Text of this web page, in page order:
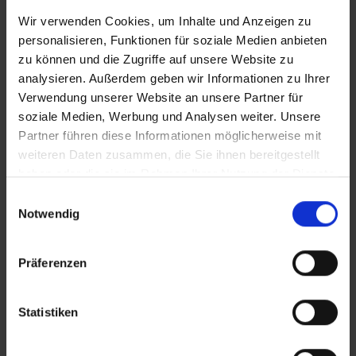
Wir verwenden Cookies, um Inhalte und Anzeigen zu
personalisieren, Funktionen für soziale Medien anbieten
zu können und die Zugriffe auf unsere Website zu
analysieren. Außerdem geben wir Informationen zu Ihrer
Verwendung unserer Website an unsere Partner für
soziale Medien, Werbung und Analysen weiter. Unsere
Partner führen diese Informationen möglicherweise mit
weiteren Daten zusammen, die Sie ihnen bereitgestellt
haben oder die sie im Rahmen Ihrer Nutzung der Dienste
Weitere Informationen zur Datenverarbeitung stehen in
Notwendig
Präferenzen
Statistiken
Wie könnte ein Startup mit
Ihnen zusammenarbeiten –
was sind Ihre bevorzugten
Innovationsbereiche?
Startups mit uns:
sich an die Bereiche Marketing und Vertrieb richten. Wir
Bereich tut – sowohl für uns selbst als auch für unsere
Kunden. Startups sind also gerne eingeladen, uns Ihre